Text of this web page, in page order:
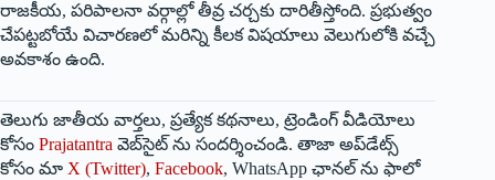
రాజకీయ, పరిపాలనా వర్గాల్లో తీవ్ర చర్చకు దారితీస్తోంది. ప్రభుత్వం
చేపట్టబోయే విచారణలో మరిన్ని కీలక విషయాలు వెలుగులోకి వచ్చే
అవకాశం ఉంది.
తెలుగు జాతీయ వార్తలు, ప్రత్యేక కథనాలు, ట్రెండింగ్ వీడియోలు
కోసం Prajatantra వెబ్‌సైట్ ను సందర్శించండి. తాజా అప్‌డేట్స్
కోసం మా X (Twitter), Facebook, WhatsApp ఛానల్ ను ఫాలో